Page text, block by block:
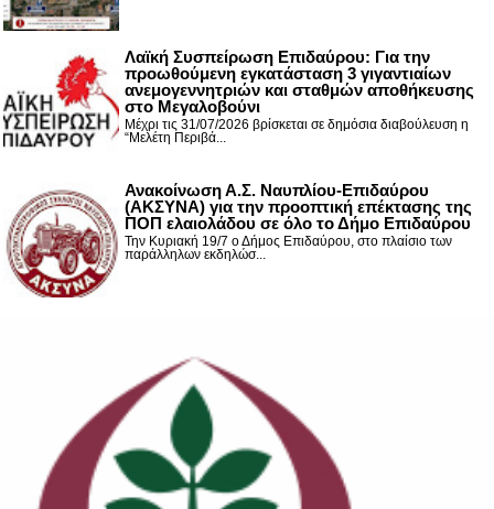
Λαϊκή Συσπείρωση Επιδαύρου: Για την
προωθούμενη εγκατάσταση 3 γιγαντιαίων
ανεμογεννητριών και σταθμών αποθήκευσης
στο Μεγαλοβούνι
Μέχρι τις 31/07/2026 βρίσκεται σε δημόσια διαβούλευση η
“Μελέτη Περιβά...
Ανακοίνωση Α.Σ. Ναυπλίου-Επιδαύρου
(ΑΚΣΥΝΑ) για την προοπτική επέκτασης της
ΠΟΠ ελαιολάδου σε όλο το Δήμο Επιδαύρου
Την Κυριακή 19/7 ο Δήμος Επιδαύρου, στο πλαίσιο των
παράλληλων εκδηλώσ...